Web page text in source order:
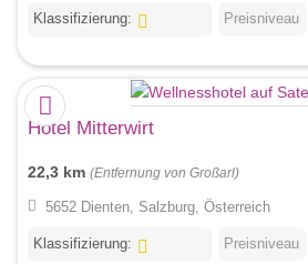
Klassifizierung: Preisniveau
Hotel Mitterwirt
22,3 km (Entfernung von Großarl)
5652 Dienten, Salzburg, Österreich
Klassifizierung: Preisniveau